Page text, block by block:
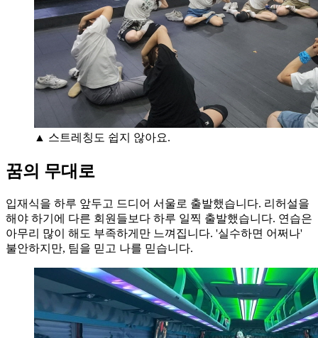
▲ 스트레칭도 쉽지 않아요.
꿈의 무대로
입재식을 하루 앞두고 드디어 서울로 출발했습니다. 리허설을
해야 하기에 다른 회원들보다 하루 일찍 출발했습니다. 연습은
아무리 많이 해도 부족하게만 느껴집니다. '실수하면 어쩌나'
불안하지만, 팀을 믿고 나를 믿습니다.